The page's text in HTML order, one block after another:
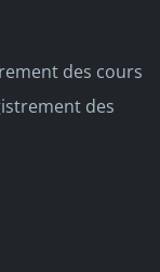
des cours
des